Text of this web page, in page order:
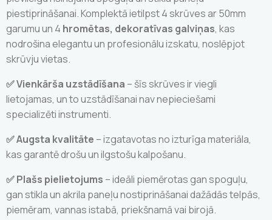
piestiprināšanai. Komplektā ietilpst 4 skrūves ar 50mm
garumu un 4 hromētas, dekoratīvas galviņas, kas
nodrošina elegantu un profesionālu izskatu, noslēpjot
skrūvju vietas.
✅ Vienkārša uzstādīšana – šīs skrūves ir viegli
lietojamas, un to uzstādīšanai nav nepieciešami
specializēti instrumenti.
✅ Augsta kvalitāte – izgatavotas no izturīga materiāla,
kas garantē drošu un ilgstošu kalpošanu.
✅ Plašs pielietojums – ideāli piemērotas gan spoguļu,
gan stikla un akrila paneļu nostiprināšanai dažādās telpās,
piemēram, vannas istabā, priekšnamā vai birojā.